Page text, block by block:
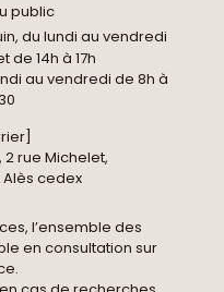
public
du lundi au vendredi
de 14h à 17h
au vendredi de 8h à
rue Michelet,
Alès cedex
l’ensemble des
en consultation sur